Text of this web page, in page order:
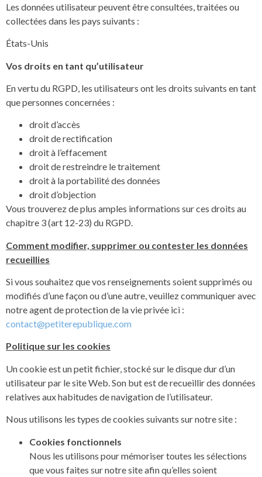
Les données utilisateur peuvent être consultées, traitées ou
collectées dans les pays suivants :
États-Unis
Vos droits en tant qu’utilisateur
En vertu du RGPD, les utilisateurs ont les droits suivants en tant
que personnes concernées :
droit d’accès
droit de rectification
droit à l’effacement
droit de restreindre le traitement
droit à la portabilité des données
droit d’objection
Vous trouverez de plus amples informations sur ces droits au
chapitre 3 (art 12-23) du RGPD.
Comment modifier, supprimer ou contester les données
recueillies
Si vous souhaitez que vos renseignements soient supprimés ou
modifiés d’une façon ou d’une autre, veuillez communiquer avec
notre agent de protection de la vie privée ici :
contact@petiterepublique.com
Politique sur les cookies
Un cookie est un petit fichier, stocké sur le disque dur d’un
utilisateur par le site Web. Son but est de recueillir des données
relatives aux habitudes de navigation de l’utilisateur.
Nous utilisons les types de cookies suivants sur notre site :
Cookies fonctionnels
Nous les utilisons pour mémoriser toutes les sélections
que vous faites sur notre site afin qu’elles soient